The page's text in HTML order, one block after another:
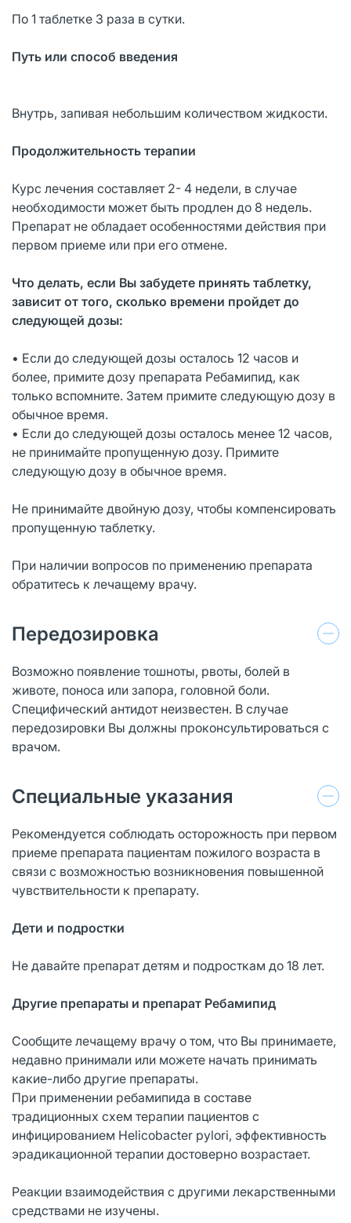
По 1 таблетке 3 раза в сутки.
Путь или способ введения
Внутрь, запивая небольшим количеством жидкости.
Продолжительность терапии
Курс лечения составляет 2- 4 недели, в случае
необходимости может быть продлен до 8 недель.
Препарат не обладает особенностями действия при
первом приеме или при его отмене.
Что делать, если Вы забудете принять таблетку,
зависит от того, сколько времени пройдет до
следующей дозы:
• Если до следующей дозы осталось 12 часов и
более, примите дозу препарата Ребамипид, как
только вспомните. Затем примите следующую дозу в
обычное время.
• Если до следующей дозы осталось менее 12 часов,
не принимайте пропущенную дозу. Примите
следующую дозу в обычное время.
Не принимайте двойную дозу, чтобы компенсировать
пропущенную таблетку.
При наличии вопросов по применению препарата
обратитесь к лечащему врачу.
Передозировка
Возможно появление тошноты, рвоты, болей в
животе, поноса или запора, головной боли.
Специфический антидот неизвестен. В случае
передозировки Вы должны проконсультироваться с
врачом.
Специальные указания
Рекомендуется соблюдать осторожность при первом
приеме препарата пациентам пожилого возраста в
связи с возможностью возникновения повышенной
чувствительности к препарату.
Дети и подростки
Не давайте препарат детям и подросткам до 18 лет.
Другие препараты и препарат Ребамипид
Сообщите лечащему врачу о том, что Вы принимаете,
недавно принимали или можете начать принимать
какие-либо другие препараты.
При применении ребамипида в составе
традиционных схем терапии пациентов с
инфицированием Helicobacter pylori, эффективность
эрадикационной терапии достоверно возрастает.
Реакции взаимодействия с другими лекарственными
средствами не изучены.